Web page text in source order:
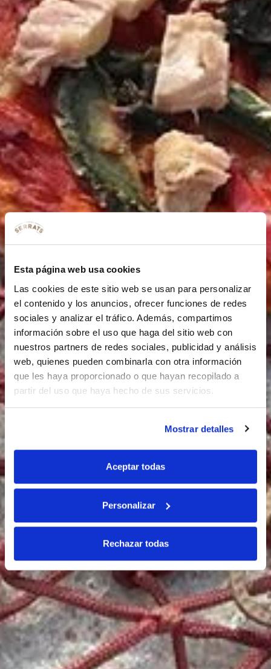
Esta página web usa cookies
Las cookies de este sitio web se usan para personalizar
el contenido y los anuncios, ofrecer funciones de redes
sociales y analizar el tráfico. Además, compartimos
información sobre el uso que haga del sitio web con
nuestros partners de redes sociales, publicidad y análisis
web, quienes pueden combinarla con otra información
que les haya proporcionado o que hayan recopilado a
partir del uso que haya hecho de sus servicios.
Mostrar detalles
Aceptar todas
Personalizar
Rechazar todas